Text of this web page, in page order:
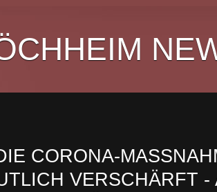
CORONA-
VERSCHÄRFT -